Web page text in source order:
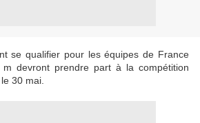
se qualifier pour les équipes de France
devront prendre part à la compétition
30 mai.